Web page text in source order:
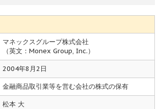
マネックスグループ株式会社
（英文：Monex Group, Inc.）
2004年8月2日
金融商品取引業等を営む会社の株式の保有
松本 大